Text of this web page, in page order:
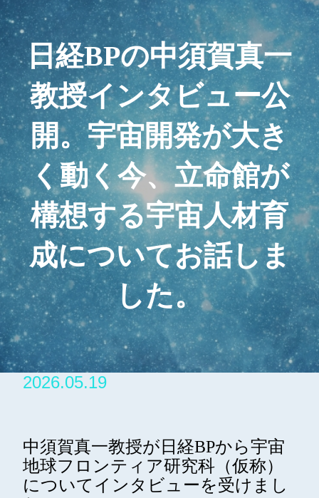
日経BPの中須賀真一
教授インタビュー公
開。宇宙開発が大き
く動く今、立命館が
構想する宇宙人材育
成についてお話しま
した。
2026.05.19
中須賀真一教授が日経BPから宇宙
地球フロンティア研究科（仮称）
についてインタビューを受けまし